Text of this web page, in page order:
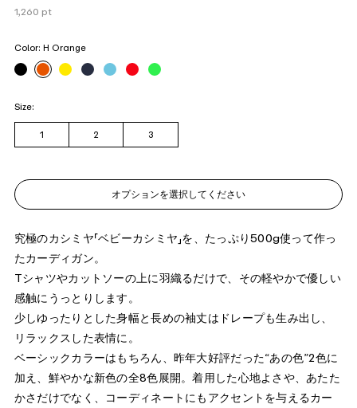
1,260 pt
Color: H Orange
Size:
1
2 3
オプションを選択してください
究極のカシミヤ「ベビーカシミヤ」を、 たっぷり500g使って作っ
たカーディガン。
Tシャツやカットソーの上に羽織るだけで、その軽やかで優しい
感触にうっとりします。
少しゆったりとした身幅と長めの袖丈は ドレープも生み出し、
リラックスした表情に。
ベーシックカラーはもちろん、昨年大好評だった“あの色”2色に
加え、鮮やかな新色の全8色展開。着用した心地よさや、あたた
かさだけでなく、コーディネートにもアクセントを与えるカー